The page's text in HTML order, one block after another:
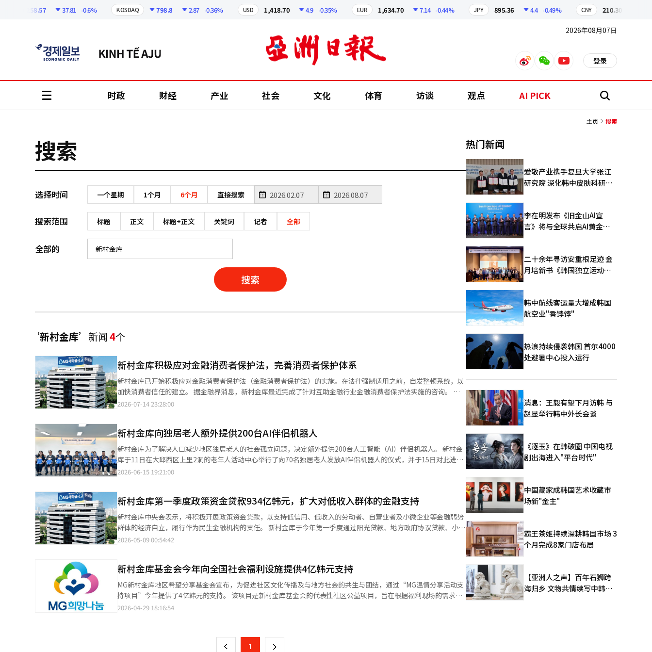
6258.57 37.81 -0.6% KOSDAQ 798.8 2.87 -0.36% USD 1,418.70 4.9 -0.35% EUR 1,634.70 7.14 -0.44% JPY 895.36 4.4 -0.49% CNY 210.30
2026年08月07日
weiboweixinyoutube 登录
时政 财经 产业 社会 文化 体育 访谈 观点 AI PICK 搜
主页 搜索
搜索
选择时间 一个星期 1个月 6个月 直接搜索
搜索范围 标题 正文 标题+正文 关键词 记者 全部
全部的
搜索
‘新村金库’ 新闻4个
新村金库积极应对金融消费者保护法，完善消费者保护体系
新村金库已开始积极应对金融消费者保护法（金融消费者保护法）的实施。在法律强制适用之前，自发整顿系统，以
加快消费者信任的建立。 据金融界消息，新村金库最近完成了针对互助金融行业金融消费者保护法实施的咨询。 早
在去年底，新村金库就委托法律事务所律村进行金融消费者保护法的咨询，以积极应对金融消费者保护的趋势并建立
融消费者的权利，于2021年3月实施的制度，规定了金融产品销售过程中的六大销售原则，以及撤回申请权、违法合
同解除权、损害赔偿、争议调解等内容。 目前，在互助金融行业中，除了金融消费者保护法直接规定的信用合作社
外，其他机构并不在适用范围内，但新村金库考虑到未来制度引入的可能性和加强消费者保护的趋势，主动建立了相
关体系。 新村金库制定了金融消费者保护指引，并整理了适合性与适当性原则及说明义务等金融消费者保护法的核心
销售原则标准。同时，完善了金融产品广告审查手册和内部控制程序。 此外，在存款和保险产品销售过程中，反映了
荐的适当性。 新村金库相关人士表示：“无论法律适用与否，我们都将主动建立消费者保护体系，提高金融消费者的
信任。”
2026-07-14 23:28:00
新村金库向独居老人额外提供200台AI伴侣机器人
新村金库为了解决人口减少地区独居老人的社会孤立问题，决定额外提供200台人工智能（AI）伴侣机器人。 新村金
库于11日在大邱西区上里2洞的老年人活动中心举行了向70名独居老人发放AI伴侣机器人的仪式，并于15日对此进行
了公开。 接下来，计划于16日在庆北宜川提供70台，24日在釜山影岛提供60台，分批进行支持。 此次项目是地方自
作。 新村金库自2024年开始提供200台伴侣机器人，2025年增加至230台，今年再增加200台，三年内总计提供超过
600台AI伴侣机器人，资金总额达6亿5000万元。 AI伴侣机器人具备双向对话、服药提醒、动作感知及紧急情况下与
119联动等多种生活支持功能。收集的信息将与生活支持人员等共享，用于确认独居老人的安危和预防孤独死。 新村
金库中央会相关人士表示：“随着老龄化和单人家庭的增加，独居老人的社会孤立问题日益严重，我们将继续开展社
会公益活动，努力营造一个没有被忽视邻居的温暖社区。”※ 本报道经人工智能（AI）系统翻译与编辑。
2026-06-15 19:21:00
新村金库第一季度政策资金贷款934亿韩元，扩大对低收入群体的金融支持
新村金库中央会表示，将积极开展政策资金贷款，以支持低信用、低收入的劳动者、自营业者及小微企业等金融弱势
群体的经济自立，履行作为民生金融机构的责任。 新村金库于今年第一季度通过阳光贷款、地方政府协议贷款、小微
企业贷款等三种政策资金贷款产品，提供了934亿韩元的民生金融资金。该金额与去年同期的943亿韩元相近。 新村
表示：“我们充分认识到，金融机构对低收入群体和中低信用者的社会责任要求日益提高。”他表示：“新村金库将
继续努力，作为地方紧密型金融机构，降低民众的金融负担。” 此外，新村金库还在持续实践共生与包容金融，为因
灾害、灾难等遭遇流动性危机的民众和小微企业提供紧急资金贷款及还款延期支持。去年在庆尚南道的山火灾害及强
降雨等灾难发生时，为受灾客户提供了实质性的金融支持，自2020年以来共进行了15次金融援助。※ 本报道经人工
智能（AI）系统翻译与编辑。
2026-05-09 00:54:42
新村金库基金会今年向全国社会福利设施提供4亿韩元支持
MG新村金库地区希望分享基金会宣布，为促进社区文化传播及与地方社会的共生与团结，通过“MG温情分享活动支
持项目”今年提供了4亿韩元的支持。 该项目是新村金库基金会的代表性社区公益项目，旨在根据福利现场的需求，
支持社会福利设施自主策划的项目运营。 支持案例包括家庭月及父母节特餐支持、低收入儿童夏令营支持、文化匮乏
供了500万韩元。各地社会福利设施根据受益者特性和地区环境开展了定制化项目。 新村金库基金会理事长金仁表
示：“温情分享活动基于地区福利设施对现场需求的了解而进行，意义重大。未来将通过与地方社会的多样化分享活
2026-04-29 18:16:54
上 1 下
热门新闻
爱敬产业携手复旦大学张江
研究院 深化韩中皮肤科研合
李在明发布《旧金山AI宣
言》将与全球共启AI黄金时
二十余年寻访安重根足迹 金
月培新书《韩国独立运动圣
韩中航线客运量大增成韩国
航空业"香饽饽"
热浪持续侵袭韩国 首尔4000
处避暑中心投入运行
消息：王毅有望下月访韩 与
赵显举行韩中外长会谈
《逐玉》在韩破圈 中国电视
剧出海进入"平台时代"
中国藏家成韩国艺术收藏市
场新"金主"
霸王茶姬持续深耕韩国市场 3
个月完成8家门店布局
【亚洲人之声】百年石狮跨
海归乡 文物共情续写中韩人